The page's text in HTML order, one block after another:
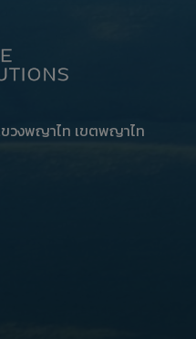
วงพญาไท เขตพญาไท